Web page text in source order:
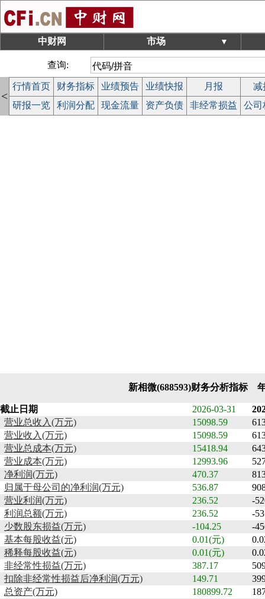
中财网 市场 ▼
查询:
<
行情首页 财务指标 业绩预告 业绩快报 月报
减
研报一览
利润分配 现金流量 资产负债 非经常损益 公司
新相微(688593)财务分析指标
截止日期 2026-03-31
营业总收入(万元)
15098.59
营业收入(万元)
15098.59
营业总成本(万元)
15418.94
营业成本(万元)
12993.96
净利润(万元)
470.37
归属于母公司的净利润(万元)
536.87
营业利润(万元)
236.52
-
利润总额(万元)
236.52
-
少数股东损益(万元)
-104.25
-
基本每股收益(元)
0.01(元)
稀释每股收益(元)
0.01(元)
非经常性损益(万元)
387.17
扣除非经常性损益后净利润(万元)
149.71
总资产(万元)
180899.72